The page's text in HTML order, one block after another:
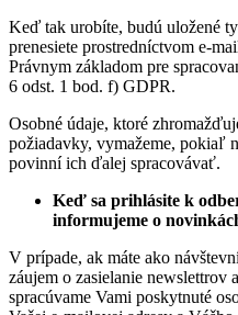
Keď tak urobíte, budú uložené
prenesiete prostredníctvom e-
Právnym základom pre
6 odst. 1 bod. f) GDPR.
Osobné údaje, ktoré
požiadavky, vymažeme, pokiaľ
povinní ich ďalej spracovávať.
Keď sa prihlásite k
informujeme o
V prípade, ak máte ako
záujem o zasielanie newslettrov
spracúvame Vami poskytnuté